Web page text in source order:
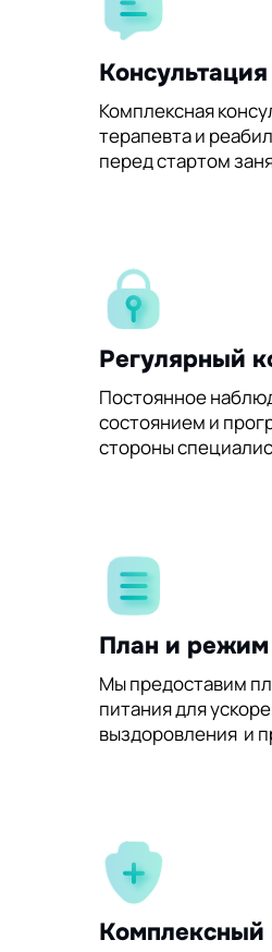
Комплексная
терапевта и
перед стартом
Регулярный
Постоянное
состоянием и
стороны
План и режим
Мы предоставим
питания для
выздоровления и
Комплексный